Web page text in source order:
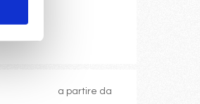
a partire da